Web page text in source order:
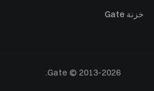
خزنة Gate
Gate © 2013-2026.